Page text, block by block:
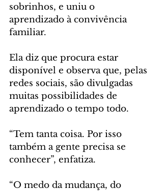
sobrinhos, e uniu o
aprendizado à convivência
familiar.
Ela diz que procura estar
disponível e observa que, pelas
redes sociais, são divulgadas
muitas possibilidades de
aprendizado o tempo todo.
“Tem tanta coisa. Por isso
também a gente precisa se
conhecer”, enfatiza.
“O medo da mudança, do